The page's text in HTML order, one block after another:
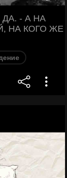
- А НА
НА КОГО ЖЕ